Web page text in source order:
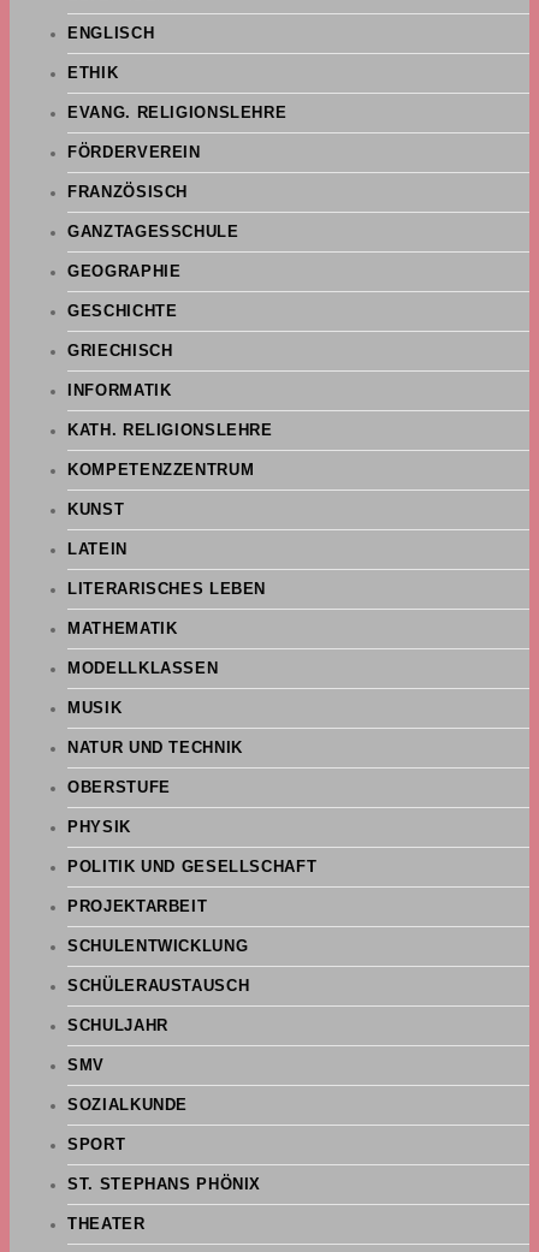
ENGLISCH
ETHIK
EVANG. RELIGIONSLEHRE
FÖRDERVEREIN
FRANZÖSISCH
GANZTAGESSCHULE
GEOGRAPHIE
GESCHICHTE
GRIECHISCH
INFORMATIK
KATH. RELIGIONSLEHRE
KOMPETENZZENTRUM
KUNST
LATEIN
LITERARISCHES LEBEN
MATHEMATIK
MODELLKLASSEN
MUSIK
NATUR UND TECHNIK
OBERSTUFE
PHYSIK
POLITIK UND GESELLSCHAFT
PROJEKTARBEIT
SCHULENTWICKLUNG
SCHÜLERAUSTAUSCH
SCHULJAHR
SMV
SOZIALKUNDE
SPORT
ST. STEPHANS PHÖNIX
THEATER